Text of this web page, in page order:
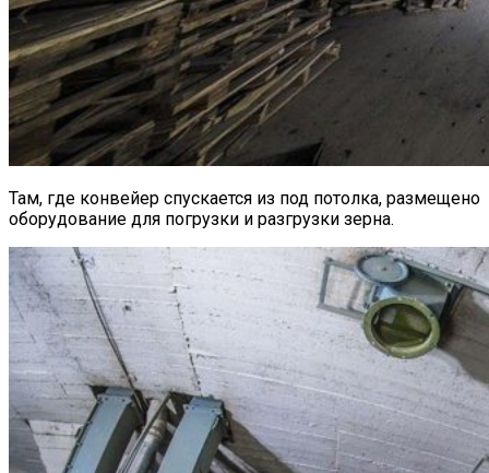
Там, где конвейер спускается из под потолка, размещено
оборудование для погрузки и разгрузки зерна.